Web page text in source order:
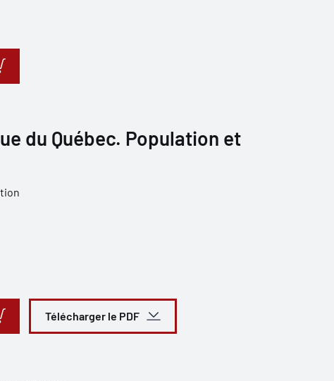
du Québec. Population et
Télécharger le PDF